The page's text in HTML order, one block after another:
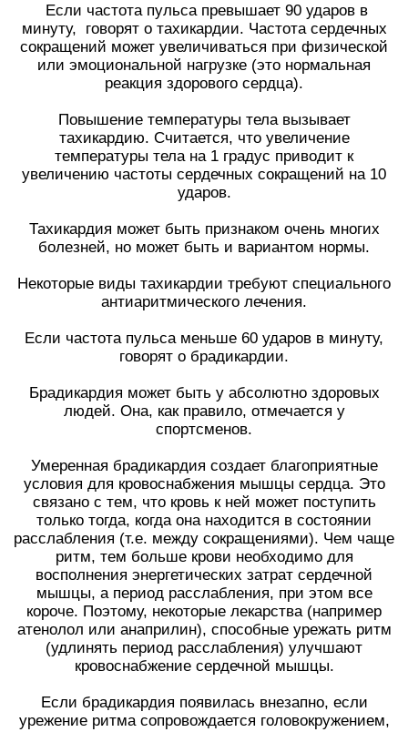
Если частота пульса превышает 90 ударов в
минуту, говорят о тахикардии. Частота сердечных
сокращений может увеличиваться при физической
или эмоциональной нагрузке (это нормальная
реакция здорового сердца).
Повышение температуры тела вызывает
тахикардию. Считается, что увеличение
температуры тела на 1 градус приводит к
увеличению частоты сердечных сокращений на 10
ударов.
Тахикардия может быть признаком очень многих
болезней, но может быть и вариантом нормы.
Некоторые виды тахикардии требуют специального
антиаритмического лечения.
Если частота пульса меньше 60 ударов в минуту,
говорят о брадикардии.
Брадикардия может быть у абсолютно здоровых
людей. Она, как правило, отмечается у
спортсменов.
Умеренная брадикардия создает благоприятные
условия для кровоснабжения мышцы сердца. Это
связано с тем, что кровь к ней может поступить
только тогда, когда она находится в состоянии
расслабления (т.е. между сокращениями). Чем чаще
ритм, тем больше крови необходимо для
восполнения энергетических затрат сердечной
мышцы, а период расслабления, при этом все
короче. Поэтому, некоторые лекарства (например
атенолол или анаприлин), способные урежать ритм
(удлинять период расслабления) улучшают
кровоснабжение сердечной мышцы.
Если брадикардия появилась внезапно, если
урежение ритма сопровождается головокружением,